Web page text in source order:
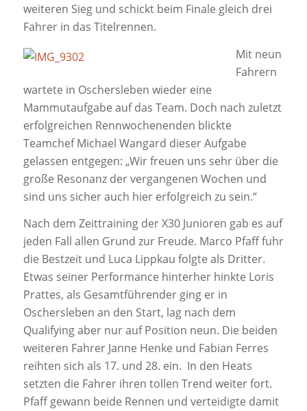
weiteren Sieg und schickt beim Finale gleich drei
Fahrer in das Titelrennen.
Mit neun
Fahrern
wartete in Oschersleben wieder eine
Mammutaufgabe auf das Team. Doch nach zuletzt
erfolgreichen Rennwochenenden blickte
Teamchef Michael Wangard dieser Aufgabe
gelassen entgegen: „Wir freuen uns sehr über die
große Resonanz der vergangenen Wochen und
sind uns sicher auch hier erfolgreich zu sein.“
Nach dem Zeittraining der X30 Junioren gab es auf
jeden Fall allen Grund zur Freude. Marco Pfaff fuhr
die Bestzeit und Luca Lippkau folgte als Dritter.
Etwas seiner Performance hinterher hinkte Loris
Prattes, als Gesamtführender ging er in
Oschersleben an den Start, lag nach dem
Qualifying aber nur auf Position neun. Die beiden
weiteren Fahrer Janne Henke und Fabian Ferres
reihten sich als 17. und 28. ein. In den Heats
setzten die Fahrer ihren tollen Trend weiter fort.
Pfaff gewann beide Rennen und verteidigte damit